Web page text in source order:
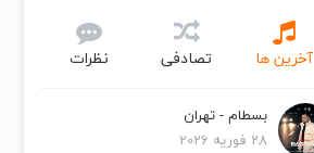
آخرین ها تصادفی نظرات
بسطام - تهران
28 فوریه 2026